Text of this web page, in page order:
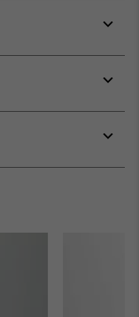
or
or
or